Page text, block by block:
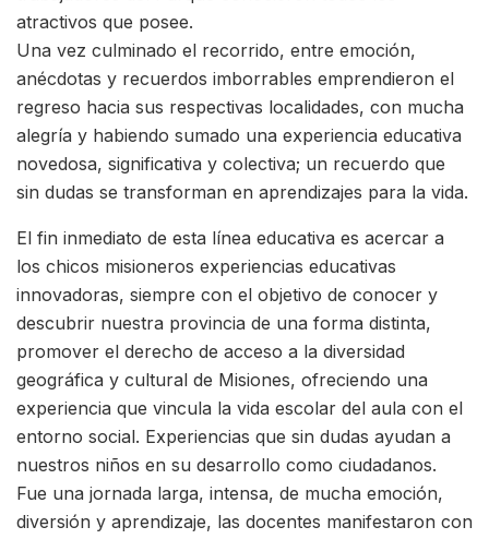
atractivos que posee.
Una vez culminado el recorrido, entre emoción,
anécdotas y recuerdos imborrables emprendieron el
regreso hacia sus respectivas localidades, con mucha
alegría y habiendo sumado una experiencia educativa
novedosa, significativa y colectiva; un recuerdo que
sin dudas se transforman en aprendizajes para la vida.
El fin inmediato de esta línea educativa es acercar a
los chicos misioneros experiencias educativas
innovadoras, siempre con el objetivo de conocer y
descubrir nuestra provincia de una forma distinta,
promover el derecho de acceso a la diversidad
geográfica y cultural de Misiones, ofreciendo una
experiencia que vincula la vida escolar del aula con el
entorno social. Experiencias que sin dudas ayudan a
nuestros niños en su desarrollo como ciudadanos.
Fue una jornada larga, intensa, de mucha emoción,
diversión y aprendizaje, las docentes manifestaron con